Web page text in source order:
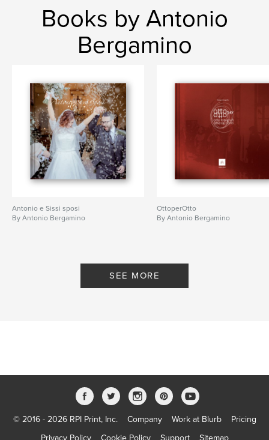
Books by Antonio
Bergamino
Antonio e Sissi sposi
By Antonio Bergamino
OttoperOtto
By Antonio Bergamino
SEE MORE
© 2016 - 2026 RPI Print, Inc. Company Work at Blurb
Pricing